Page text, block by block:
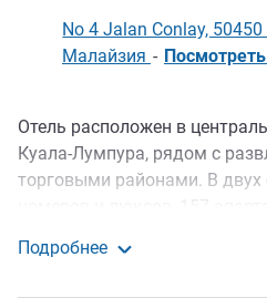
No 4 Jalan Conlay,
Малайзия -
Описание
Отель расположен в
Куала-Лумпура, рядом с
торговыми районами. В двух
Лумпура. Во всех номерах
Подробнее